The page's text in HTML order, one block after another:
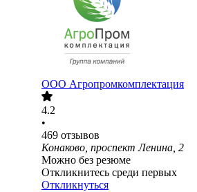
ООО Агропромкомплектация
4.2
•
469 отзывов
Конаково, проспект Ленина, 2
Можно без резюме
Откликнитесь среди первых
Откликнуться